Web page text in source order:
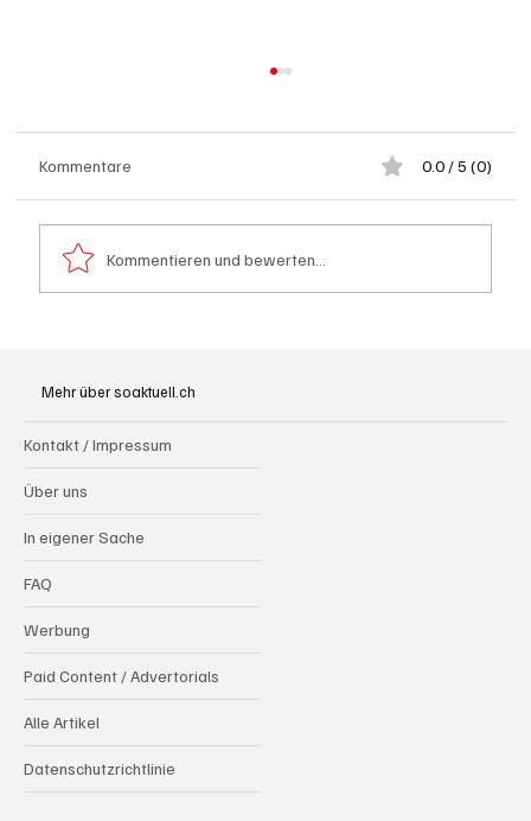
gesucht)
Kommentare 0.0 / 5 (0)
Kommentieren und bewerten...
Mehr über soaktuell.ch
Kontakt / Impressum
Über uns
In eigener Sache
FAQ
Werbung
Paid Content / Advertorials
Alle Artikel
Datenschutzrichtlinie